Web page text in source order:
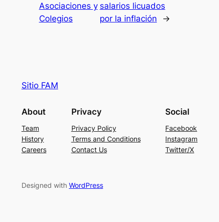
Asociaciones y
Colegios
salarios licuados
por la inflación
→
Sitio FAM
About
Team
History
Careers
Privacy
Privacy Policy
Terms and Conditions
Contact Us
Social
Facebook
Instagram
Twitter/X
Designed with WordPress